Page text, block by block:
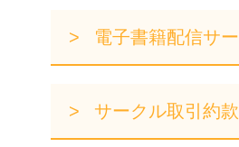
電子書籍配信サ
サークル取引約款